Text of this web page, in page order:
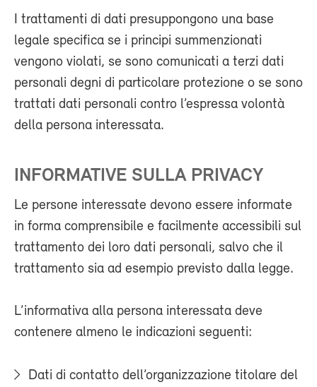
I trattamenti di dati presuppongono una base
legale specifica se i principi summenzionati
vengono violati, se sono comunicati a terzi dati
personali degni di particolare protezione o se sono
trattati dati personali contro l’espressa volontà
della persona interessata.
INFORMATIVE SULLA PRIVACY
Le persone interessate devono essere informate
in forma comprensibile e facilmente accessibili sul
trattamento dei loro dati personali, salvo che il
trattamento sia ad esempio previsto dalla legge.
L’informativa alla persona interessata deve
contenere almeno le indicazioni seguenti:
Dati di contatto dell’organizzazione titolare del